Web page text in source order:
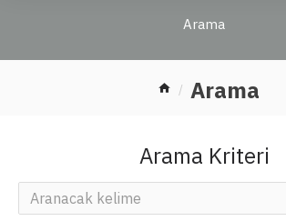
Arama
Arama
Arama Kriteri